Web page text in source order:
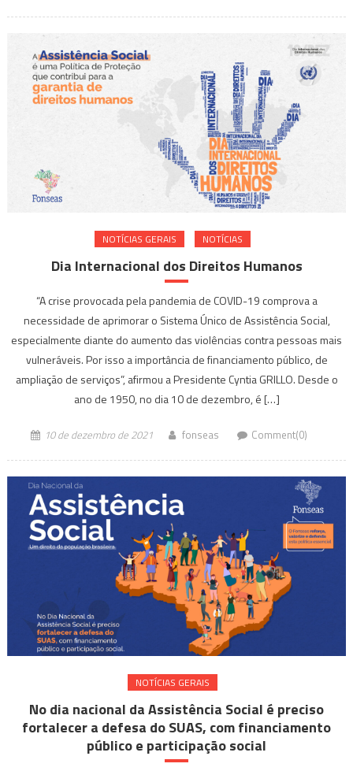
NOTÍ­CIAS GERAIS NOTÍCIAS
Dia Internacional dos Direitos Humanos
“A crise provocada pela pandemia de COVID-19 comprova a
necessidade de aprimorar o Sistema Único de Assistência Social,
especialmente diante do aumento das violências contra pessoas mais
vulneráveis. Por isso a importância de financiamento público, de
ampliação de serviços”, afirmou a Presidente Cyntia GRILLO. Desde o
ano de 1950, no dia 10 de dezembro, é […]
10 de dezembro de 2021 fonseas Comment(0)
NOTÍ­CIAS GERAIS
No dia nacional da Assistência Social é preciso
fortalecer a defesa do SUAS, com financiamento
público e participação social